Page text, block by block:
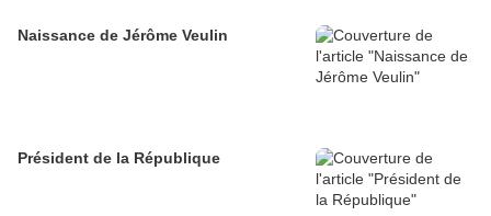
Naissance de Jérôme Veulin
Président de la République